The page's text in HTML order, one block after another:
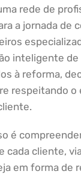
rede de
a jornada de
inteligente
à reforma,
respeitando o
é
cada cliente,
em forma de